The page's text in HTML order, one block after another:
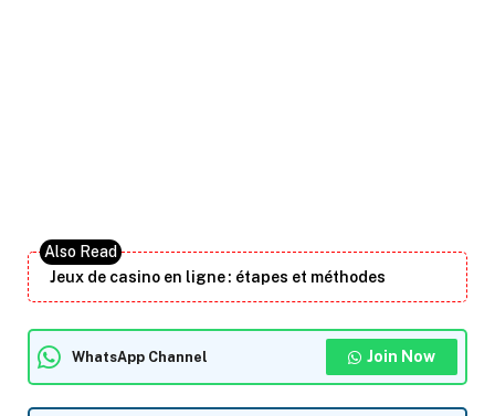
Jeux de casino en ligne : étapes et méthodes
WhatsApp Channel Join Now